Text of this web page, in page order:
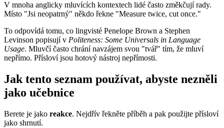
V mnoha anglicky mluvících kontextech lidé často změkčují rady.
Místo "Jsi neopatrný" někdo řekne "Measure twice, cut once."
To odpovídá tomu, co lingvisté Penelope Brown a Stephen
Levinson popisují v Politeness: Some Universals in Language
Usage. Mluvčí často chrání navzájem svou "tvář" tím, že mluví
nepřímo. Přísloví jsou hotový nástroj nepřímosti.
Jak tento seznam používat, abyste nezněli
jako učebnice
Berete je jako reakce. Nejdřív řekněte příběh a pak použijte přísloví
jako shrnutí.